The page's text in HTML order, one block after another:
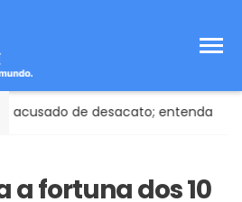
de desacato; entenda
a fortuna dos 10